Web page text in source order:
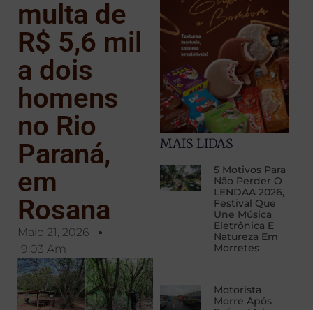
multa de
R$ 5,6 mil
a dois
homens
no Rio
Paraná,
em
Rosana
Maio 21, 2026
9:03 Am
MAIS LIDAS
5 Motivos Para
Não Perder O
LENDAA 2026,
Festival Que
Une Música
Eletrônica E
Natureza Em
Morretes
Motorista
Morre Após